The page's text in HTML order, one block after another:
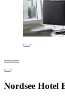
Nordsee Hotel